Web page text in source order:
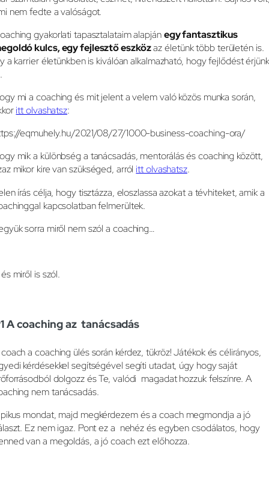
nem fedte a valóságot.
gyakorlati tapasztalataim alapjánegy fantasztikus
kulcs, egy fejlesztő eszközaz életünk több területén is.
a karrier életünkben is kiválóan alkalmazható, hogy fejlődést érjünk
mi a coaching és mit jelent a velem való közös munka során,
itt olvashatsz:
eqmuhely.hu/2021/08/27/1000-business-coaching-ora/
mik a különbség a tanácsadás, mentorálás és coaching között,
mikor kire van szükséged, arról itt olvashatsz.
írás célja, hogy tisztázza, eloszlassa azokat a tévhiteket, amik a
kapcsolatban felmerültek.
sorra miről nem szól a coaching…
miről is szól.
A coaching az tanácsadás
a coaching ülés során kérdez, tükröz! Játékok és célirányos,
kérdésekkel segítségével segíti utadat, úgy hogy saját
dolgozz és Te, valódi magadat hozzuk felszínre. A
nem tanácsadás.
mondat, majd megkérdezem és a coach megmondja a jó
Ez nem igaz. Pont ez a nehéz és egyben csodálatos, hogy
van a megoldás, a jó coach ezt előhozza.